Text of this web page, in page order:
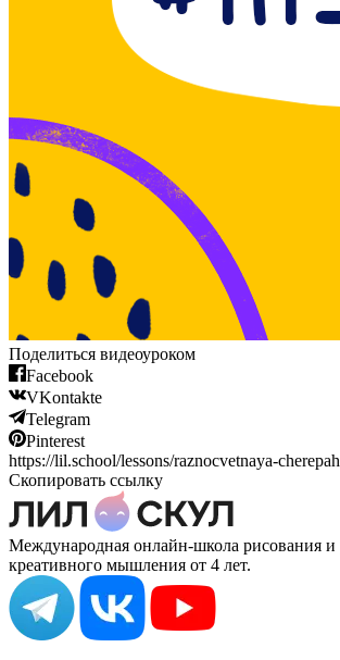
Поделиться видеоуроком
Facebook
VKontakte
Telegram
Pinterest
https://lil.school/lessons/raznocvetnaya-
Скопировать ссылку
Международная онлайн-школа рисования и
креативного мышления от 4 лет.